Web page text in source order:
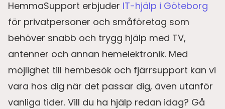
HemmaSupport erbjuder IT-hjälp i Göteborg
för privatpersoner och småföretag som
behöver snabb och trygg hjälp med TV,
antenner och annan hemelektronik. Med
möjlighet till hembesök och fjärrsupport kan vi
vara hos dig när det passar dig, även utanför
vanliga tider. Vill du ha hjälp redan idag? Gå